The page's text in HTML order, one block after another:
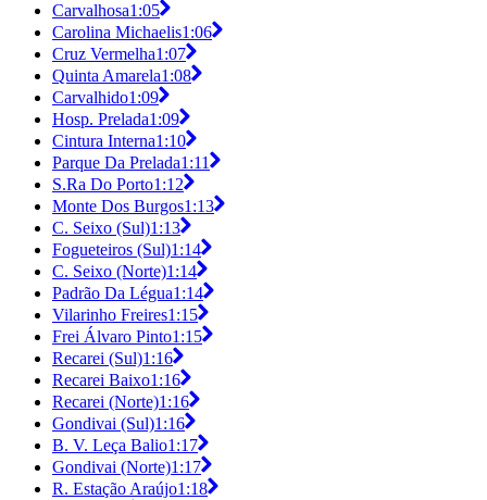
Carvalhosa1:05
Carolina Michaelis1:06
Cruz Vermelha1:07
Quinta Amarela1:08
Carvalhido1:09
Hosp. Prelada1:09
Cintura Interna1:10
Parque Da Prelada1:11
S.Ra Do Porto1:12
Monte Dos Burgos1:13
C. Seixo (Sul)1:13
Fogueteiros (Sul)1:14
C. Seixo (Norte)1:14
Padrão Da Légua1:14
Vilarinho Freires1:15
Frei Álvaro Pinto1:15
Recarei (Sul)1:16
Recarei Baixo1:16
Recarei (Norte)1:16
Gondivai (Sul)1:16
B. V. Leça Balio1:17
Gondivai (Norte)1:17
R. Estação Araújo1:18